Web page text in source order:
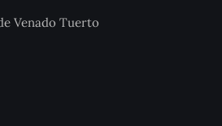
Venado Tuerto